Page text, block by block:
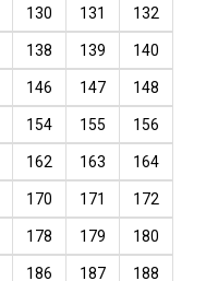
130 131 132
138 139 140
146 147 148
154 155 156
162 163 164
170 171 172
178 179 180
186 187 188